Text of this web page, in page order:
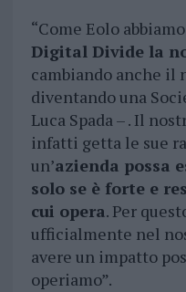
“Come Eolo
Digital Divide la
cambiando anche il
diventando una
Luca Spada – . Il
infatti getta le sue
un’azienda possa
solo se è forte e
cui opera. Per
ufficialmente nel
avere un impatto
operiamo”.